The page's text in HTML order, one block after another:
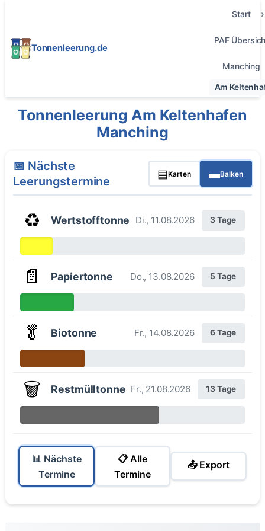
Tonnenleerung.de
Start
PAF
Manching
Am
Tonnenleerung Am Keltenhafen
Manching
📅 Nächste
Leerungstermine
▤Karten ▬Balken
♻️ Wertstofftonne Di., 11.08.2026 3 Tage
📄 Papiertonne Do., 13.08.2026 5 Tage
🥬 Biotonne Fr., 14.08.2026 6 Tage
🗑️ Restmülltonne Fr., 21.08.2026 13 Tage
📊 Nächste
Termine
📋 Alle
Termine
📤 Export